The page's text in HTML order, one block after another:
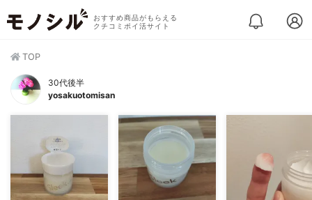
おすすめ商品がもらえる
クチコミポイ活サイト
TOP
30代後半
yosakuotomisan